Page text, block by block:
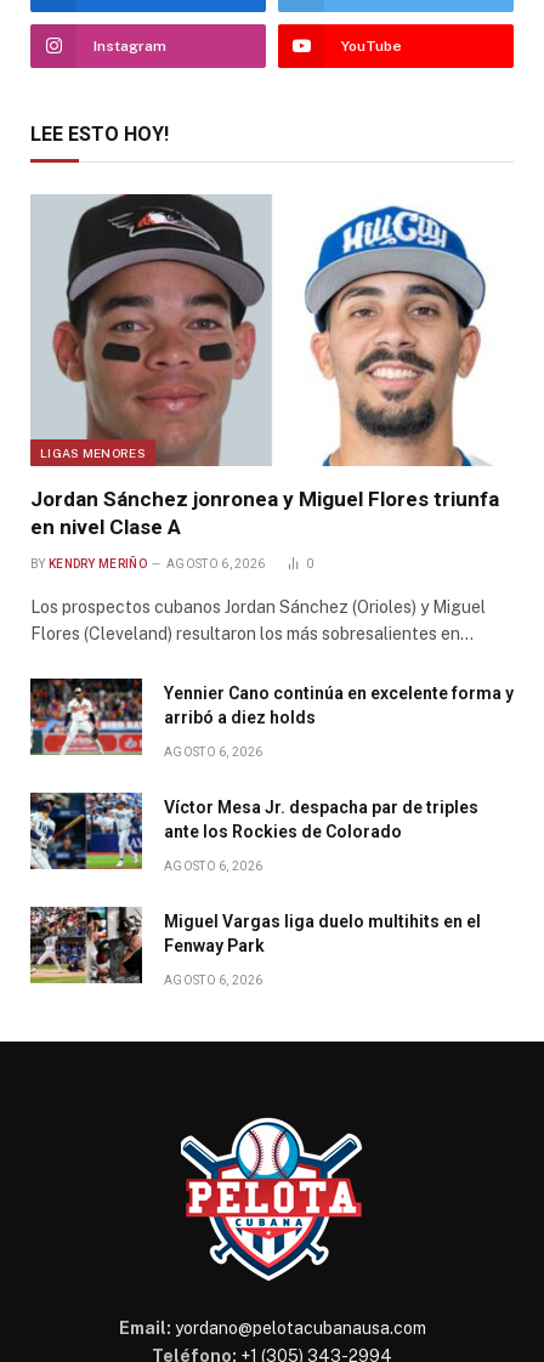
Instagram YouTube
LEE ESTO HOY!
LIGAS MENORES
Jordan Sánchez jonronea y Miguel Flores triunfa
en nivel Clase A
BY KENDRY MERIÑO AGOSTO 6, 2026 0
Los prospectos cubanos Jordan Sánchez (Orioles) y Miguel
Flores (Cleveland) resultaron los más sobresalientes en…
Yennier Cano continúa en excelente forma y
arribó a diez holds
AGOSTO 6, 2026
Víctor Mesa Jr. despacha par de triples
ante los Rockies de Colorado
AGOSTO 6, 2026
Miguel Vargas liga duelo multihits en el
Fenway Park
AGOSTO 6, 2026
Email: yordano@pelotacubanausa.com
Teléfono: +1 (305) 343-2994